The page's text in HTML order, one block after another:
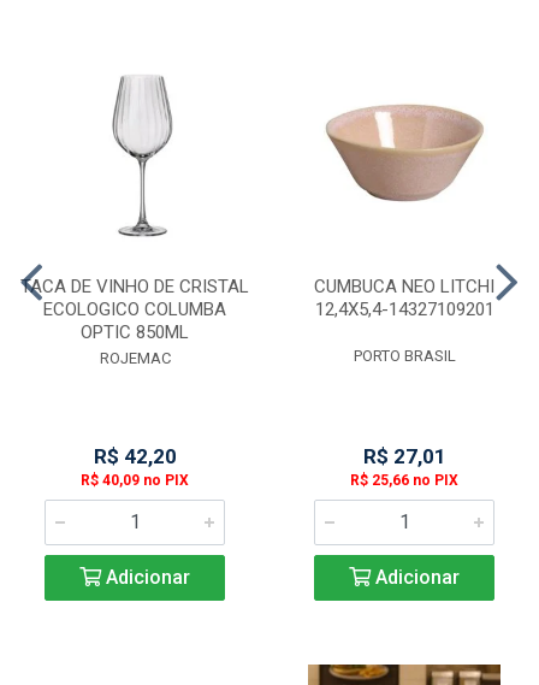
TACA DE VINHO DE CRISTAL
ECOLOGICO COLUMBA
OPTIC 850ML
ROJEMAC
R$ 42,20
R$ 40,09 no PIX
Adicionar
CUMBUCA NEO LITCHI
12,4X5,4-14327109201
PORTO BRASIL
R$ 27,01
R$ 25,66 no PIX
Adicionar